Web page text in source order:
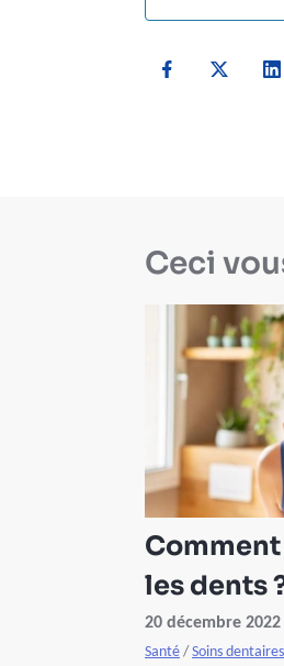
Ceci
les dents
20 décembre 2022
Santé / Soins dentaires